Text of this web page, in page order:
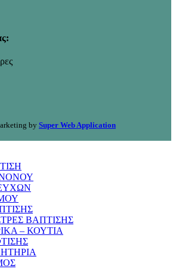
by Super Web Application
ΒΑΠΤΙΣΗΣ
– ΚΟΥΤΙΑ